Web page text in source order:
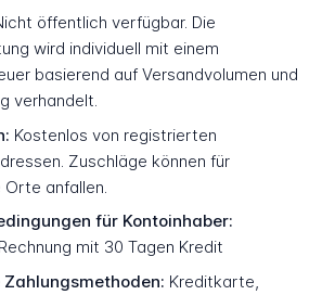
öffentlich verfügbar. Die
wird individuell mit einem
basierend auf Versandvolumen und
verhandelt.
Kostenlos von registrierten
Zuschläge können für
anfallen.
für Kontoinhaber:
mit 30 Tagen Kredit
Kreditkarte,